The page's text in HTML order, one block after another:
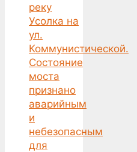
реку
Усолка на
ул.
Коммунистической.
Состояние
моста
признано
аварийным
и
небезопасным
для